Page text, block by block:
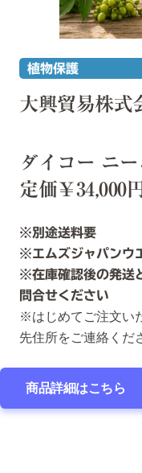
植物保護
大興貿易株式
ダイコー ニ
定価￥34,000
※別途送料要
※エムズジャパンウ
※在庫確認後の発送
問合せください
※はじめてご注文い
先住所をご連絡くだ
商品詳細はこちら